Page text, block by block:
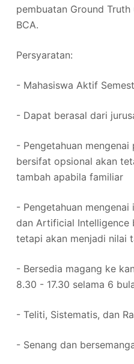
pembuatan Ground
BCA.
Persyaratan:
- Mahasiswa Aktif
- Dapat berasal dari
- Pengetahuan
bersifat opsional akan
tambah apabila familiar
- Pengetahuan
dan Artificial Intelligence
tetapi akan menjadi nilai
- Bersedia magang ke
8.30 - 17.30 selama 6
- Teliti, Sistematis, dan
- Senang dan